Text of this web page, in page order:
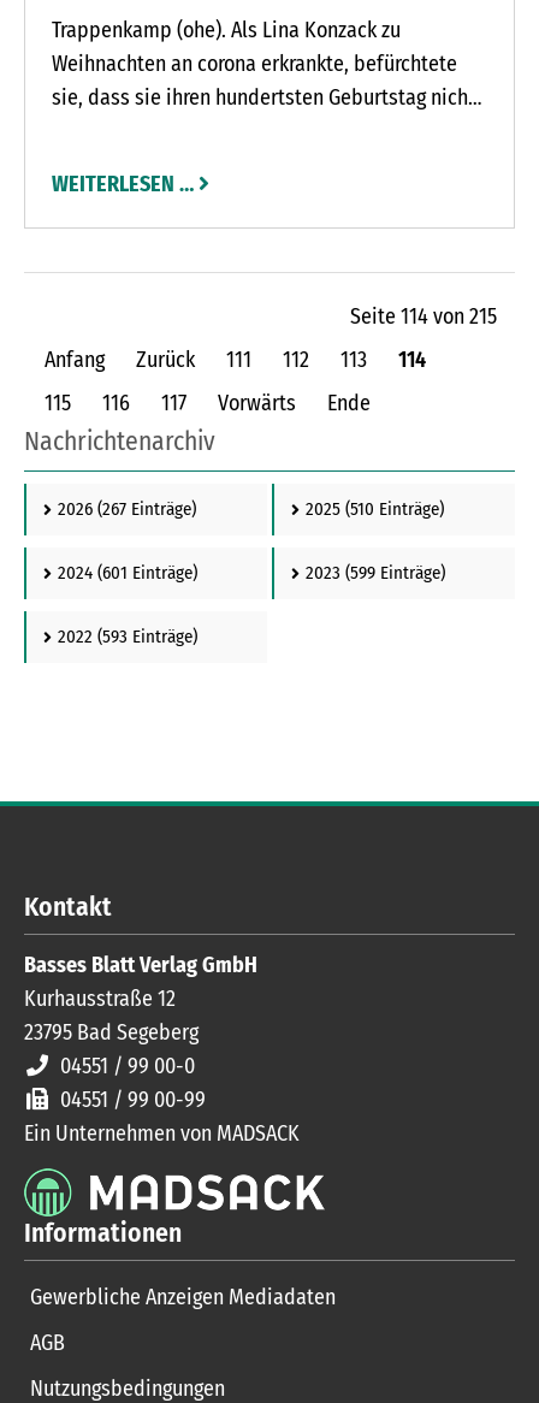
Trappenkamp (ohe). Als Lina Konzack zu
Weihnachten an corona erkrankte, befürchtete
sie, dass sie ihren hundertsten Geburtstag nicht
älteste Einwohnerin wieder gesund. Mit 36
Gästen aus der Familie und dem Freundeskreis
feierte sie im Trappenkamper Sportlerheim ihren
WEITERLESEN …
Seite 114 von 215
Anfang
Zurück 111 112 113
114
115
116 117 Vorwärts Ende
Nachrichtenarchiv
2026 (267 Einträge) 2025 (510 Einträge)
2024 (601 Einträge) 2023 (599 Einträge)
2022 (593 Einträge)
Kontakt
Basses Blatt Verlag GmbH
Kurhausstraße 12
23795 Bad Segeberg
04551 / 99 00-0
04551 / 99 00-99
Ein Unternehmen von MADSACK
Informationen
Gewerbliche Anzeigen Mediadaten
AGB
Nutzungsbedingungen